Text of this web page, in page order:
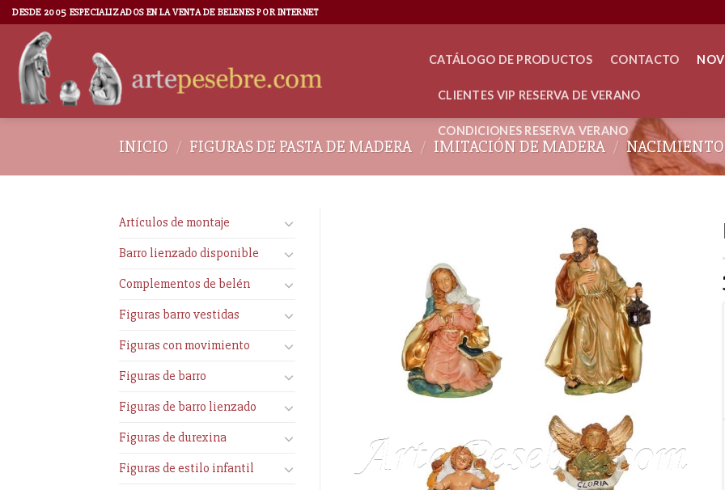
DESDE 2005 ESPECIALIZADOS EN LA VENTA DE BELENES POR INTERNET
CATÁLOGO DE PRODUCTOS CONTACTO
CLIENTES VIP RESERVA DE VERANO
CONDICIONES RESERVA VERANO
INICIO / FIGURAS DE PASTA DE MADERA / IMITACIÓN DE MADERA /
Artículos de montaje
Barro lienzado disponible
Complementos de belén
Figuras barro vestidas
Figuras con movimiento
Figuras de barro
Figuras de barro lienzado
Figuras de durexina
Figuras de estilo infantil